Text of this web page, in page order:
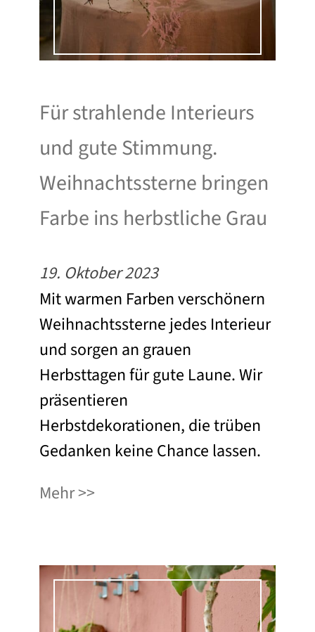
Für strahlende Interieurs
und gute Stimmung.
Weihnachtssterne bringen
Farbe ins herbstliche Grau
19. Oktober 2023
Mit warmen Farben verschönern
Weihnachtssterne jedes Interieur
und sorgen an grauen
Herbsttagen für gute Laune. Wir
präsentieren
Herbstdekorationen, die trüben
Gedanken keine Chance lassen.
Mehr